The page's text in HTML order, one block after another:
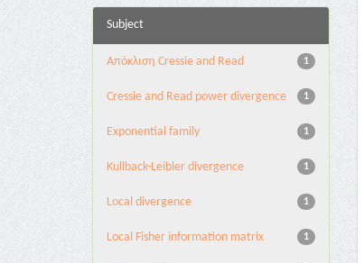
Subject
1
Aπόκλιση Cressie and Read
1
Cressie and Read power divergence
1
Exponential family
1
Kullback-Leibler divergence
1
Local divergence
1
Local Fisher information matrix